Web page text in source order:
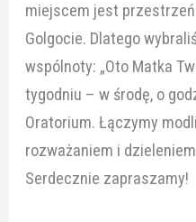
miejscem jest
Golgocie. Dlatego
wspólnoty: „Oto Matka
tygodniu – w środę, o
Oratorium. Łączymy
rozważaniem i
Serdecznie zapraszamy!